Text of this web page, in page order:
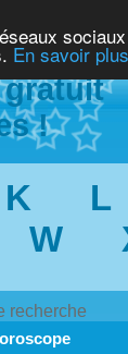
En savoir
gratuit
!
K
L
W
recherche